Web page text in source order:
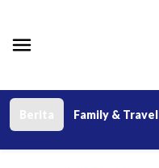
Berita Family & Travel